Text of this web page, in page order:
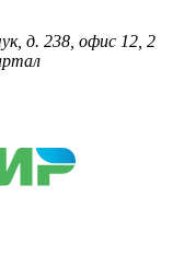
д. 238, офис 12, 2